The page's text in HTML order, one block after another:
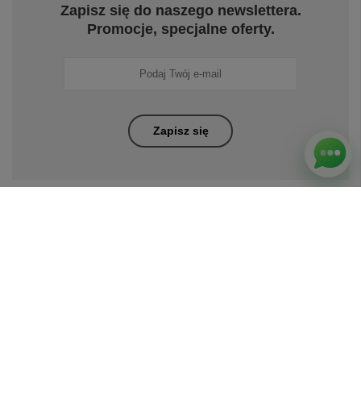
INFORMACJE